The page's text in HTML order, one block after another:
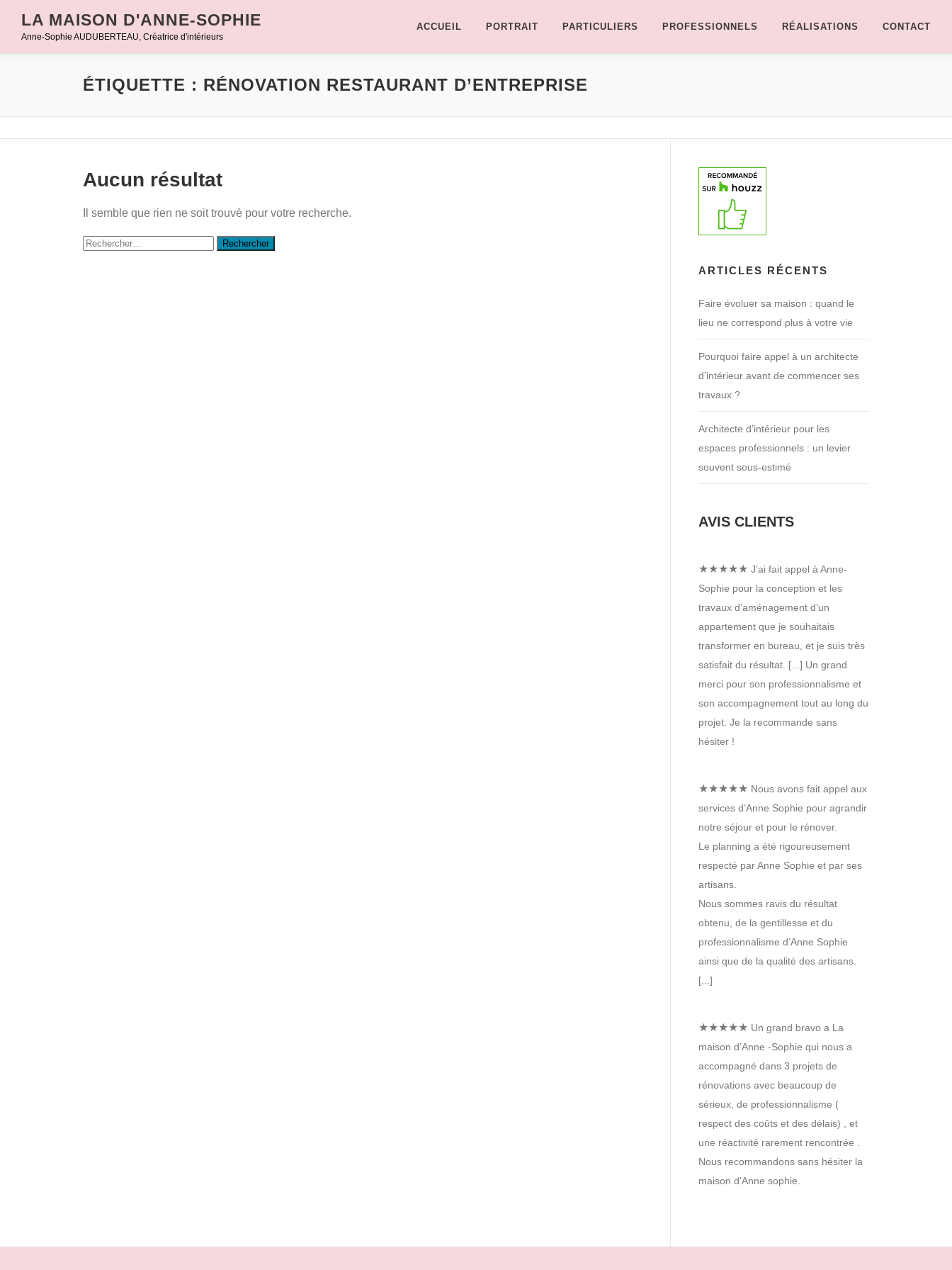
LA MAISON D'ANNE-SOPHIE
Anne-Sophie AUDUBERTEAU, Créatrice d'intérieurs
ACCUEIL PORTRAIT PARTICULIERS PROFESSIONNELS RÉALISATIONS CONTACT
ÉTIQUETTE : RÉNOVATION RESTAURANT D’ENTREPRISE
Aucun résultat
Il semble que rien ne soit trouvé pour votre recherche.
Rechercher :
ARTICLES RÉCENTS
Faire évoluer sa maison : quand le
lieu ne correspond plus à votre vie
Pourquoi faire appel à un architecte
d’intérieur avant de commencer ses
travaux ?
Architecte d’intérieur pour les
espaces professionnels : un levier
souvent sous-estimé
AVIS CLIENTS
★★★★★ J’ai fait appel à Anne-
Sophie pour la conception et les
travaux d’aménagement d’un
appartement que je souhaitais
transformer en bureau, et je suis très
satisfait du résultat. [...] Un grand
merci pour son professionnalisme et
son accompagnement tout au long du
projet. Je la recommande sans
hésiter !
★★★★★ Nous avons fait appel aux
services d’Anne Sophie pour agrandir
notre séjour et pour le rénover.
Le planning a été rigoureusement
respecté par Anne Sophie et par ses
artisans.
Nous sommes ravis du résultat
obtenu, de la gentillesse et du
professionnalisme d’Anne Sophie
ainsi que de la qualité des artisans.
[...]
★★★★★ Un grand bravo a La
maison d’Anne -Sophie qui nous a
accompagné dans 3 projets de
rénovations avec beaucoup de
sérieux, de professionnalisme (
respect des coûts et des délais) , et
une réactivité rarement rencontrée .
Nous recommandons sans hésiter la
maison d’Anne sophie.